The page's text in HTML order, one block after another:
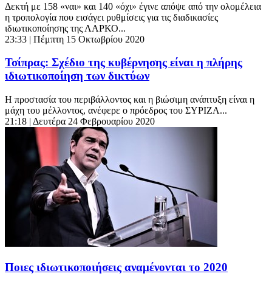
Δεκτή με 158 «ναι» και 140 «όχι» έγινε απόψε από την ολομέλεια
η τροπολογία που εισάγει ρυθμίσεις για τις διαδικασίες
ιδιωτικοποίησης της ΛΑΡΚΟ...
23:33 | Πέμπτη 15 Οκτωβρίου 2020
Τσίπρας: Σχέδιο της κυβέρνησης είναι η πλήρης
ιδιωτικοποίηση των δικτύων
Η προστασία του περιβάλλοντος και η βιώσιμη ανάπτυξη είναι η
μάχη του μέλλοντος, ανέφερε ο πρόεδρος του ΣΥΡΙΖΑ...
21:18 | Δευτέρα 24 Φεβρουαρίου 2020
Ποιες ιδιωτικοποιήσεις αναμένονται το 2020